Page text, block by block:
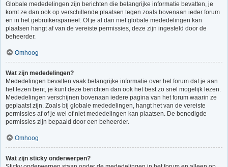
Globale mededelingen zijn berichten die belangrijke informatie bevatten, je
komt ze dan ook op verschillende plaatsen tegen zoals bovenaan ieder forum
en in het gebruikerspaneel. Of je al dan niet globale mededelingen kan
plaatsen hangt af van de vereiste permissies, deze zijn ingesteld door de
beheerder.
Omhoog
Wat zijn mededelingen?
Mededelingen bevatten vaak belangrijke informatie over het forum dat je aan
het lezen bent, je kunt deze berichten dan ook het best zo snel mogelijk lezen.
Mededelingen verschijnen bovenaan iedere pagina van het forum waarin ze
geplaatst zijn. Zoals bij globale mededelingen, hangt het van de vereiste
permissies af of je wel of niet mededelingen kan plaatsen. De benodigde
permissies zijn bepaald door een beheerder.
Omhoog
Wat zijn sticky onderwerpen?